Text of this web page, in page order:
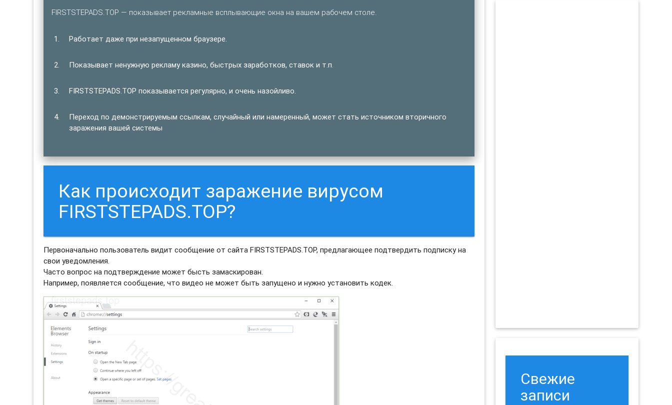
FIRSTSTEPADS.TOP — показывает рекламные всплывающие окна на вашем рабочем столе.
Работает даже при незапущенном браузере.
Показывает ненужную рекламу казино, быстрых заработков, ставок и т.п.
FIRSTSTEPADS.TOP показывается регулярно, и очень назойливо.
Переход по демонстрируемым ссылкам, случайный или намеренный, может стать источником вторичного
заражения вашей системы
Как происходит заражение вирусом
FIRSTSTEPADS.TOP?
Первоначально пользователь видит сообщение от сайта FIRSTSTEPADS.TOP, предлагающее подтвердить подписку на
свои уведомления.
Часто вопрос на подтверждение может бысть замаскирован.
Например, появляется сообщение, что видео не может быть запущено и нужно установить кодек.
Свежие
записи